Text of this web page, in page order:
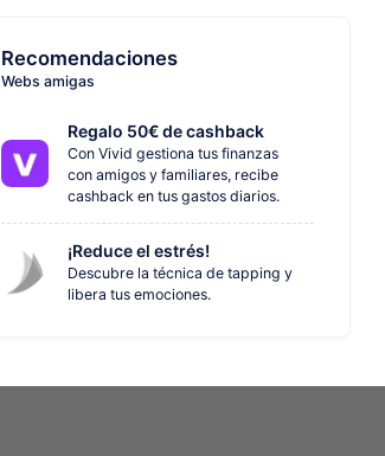
Recomendaciones
Webs amigas
Regalo 50€ de cashback
Con Vivid gestiona tus finanzas
con amigos y familiares, recibe
cashback en tus gastos diarios.
¡Reduce el estrés!
Descubre la técnica de tapping y
libera tus emociones.